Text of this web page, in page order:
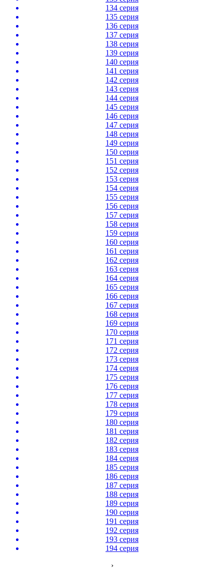
134 серия
135 серия
136 серия
137 серия
138 серия
139 серия
140 серия
141 серия
142 серия
143 серия
144 серия
145 серия
146 серия
147 серия
148 серия
149 серия
150 серия
151 серия
152 серия
153 серия
154 серия
155 серия
156 серия
157 серия
158 серия
159 серия
160 серия
161 серия
162 серия
163 серия
164 серия
165 серия
166 серия
167 серия
168 серия
169 серия
170 серия
171 серия
172 серия
173 серия
174 серия
175 серия
176 серия
177 серия
178 серия
179 серия
180 серия
181 серия
182 серия
183 серия
184 серия
185 серия
186 серия
187 серия
188 серия
189 серия
190 серия
191 серия
192 серия
193 серия
194 серия
›